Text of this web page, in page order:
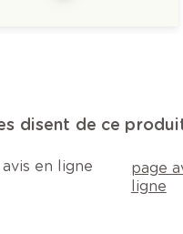
disent de ce
en ligne
page
ligne